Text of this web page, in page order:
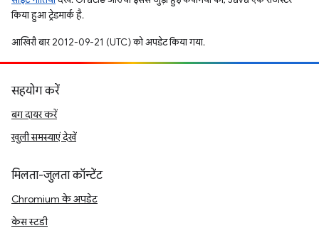
किया हुआ ट्रेडमार्क है.
आखिरी बार 2012-09-21 (UTC) को अपडेट किया गया.
सहयोग करें
बग दायर करें
खुली समस्याएं देखें
मिलता-जुलता कॉन्टेंट
Chromium के अपडेट
केस स्टडी